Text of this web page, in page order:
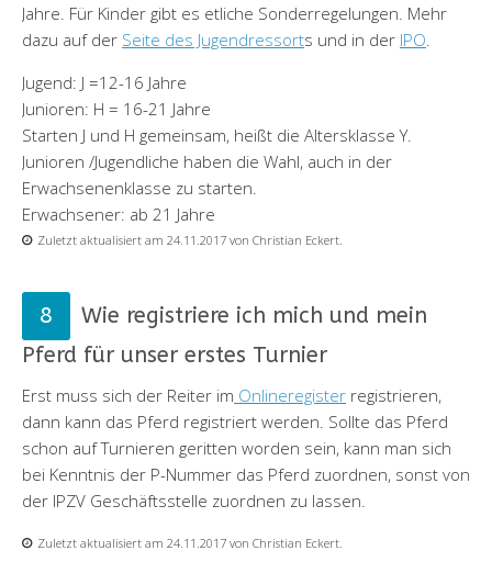
Jahre. Für Kinder gibt es etliche Sonderregelungen. Mehr
dazu auf der Seite des Jugendressorts und in der IPO
Jugend: J =12-16 Jahre
Junioren: H = 16-21 Jahre
Starten J und H gemeinsam, heißt die Altersklasse Y.
Junioren /Jugendliche haben die Wahl, auch in der
Erwachsenenklasse zu starten.
Erwachsener: ab 21 Jahre
Zuletzt aktualisiert am 24.11.2017 von Christian Eckert.
Wie registriere ich mich und mein
Pferd für unser erstes Turnier
Erst muss sich der Reiter im Onlineregister registrieren,
dann kann das Pferd registriert werden. Sollte das Pferd
schon auf Turnieren geritten worden sein, kann man sich
bei Kenntnis der P-Nummer das Pferd zuordnen, sonst von
der IPZV Geschäftsstelle zuordnen zu lassen.
Zuletzt aktualisiert am 24.11.2017 von Christian Eckert.